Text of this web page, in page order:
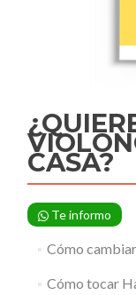
CASA?
Te informo
Cómo
Cómo tocar